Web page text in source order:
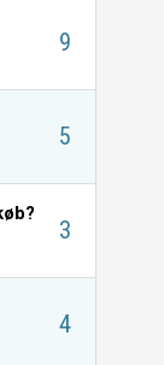
9
5
3
4